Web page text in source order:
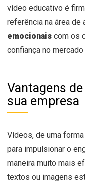
vídeo educativo é
referência na área de
emocionais com os
confiança no mercado
Vantagens
sua empresa
Vídeos, de uma
para impulsionar o
maneira muito mais
textos ou imagens